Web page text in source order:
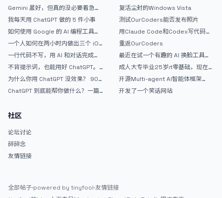
Gemini 虽好，但真的没必要着急放
弃 ChatGPT
我每天用 ChatGPT 做的 5 件小事
如何使用 Google 的 AI 编程工具
AntiGravity：独立开发者的新时代
武器
一个人如何在两小时内做出三个 iOS
APP？｜AntiGravity + Gemini 3 实
战完整记录
一行代码不写，用 AI 和对话完成一
个完整网站：《图书天堂》实战记录
不背提示词，也能用好 ChatGPT。
一个万能提问模板
为什么你用 ChatGPT 没效果？ 90%
的人第一步就问错了
ChatGPT 到底能帮你做什么？一篇
论坛精华区
复活尘封的Windows Vista
测试OurCoders能否发布照片
用Claude Code和Codex写代码真
的爽，但是App怎么挣钱还是很难啊
重返OurCoders
最近在试一个有趣的 AI 换脸工具，
效果挺不错
成人大专毕业25岁it零基础，现在想
考软件设计师，有什么好的建议吗，
谢谢！
开源Multi-agent AI智能体框架
aevatar.ai，欢迎大家贡献代码
开发了一个笑话网站
社区
论坛讨论
碎碎念
友情链接
全部帖子·powered by tinyfool·友情链接